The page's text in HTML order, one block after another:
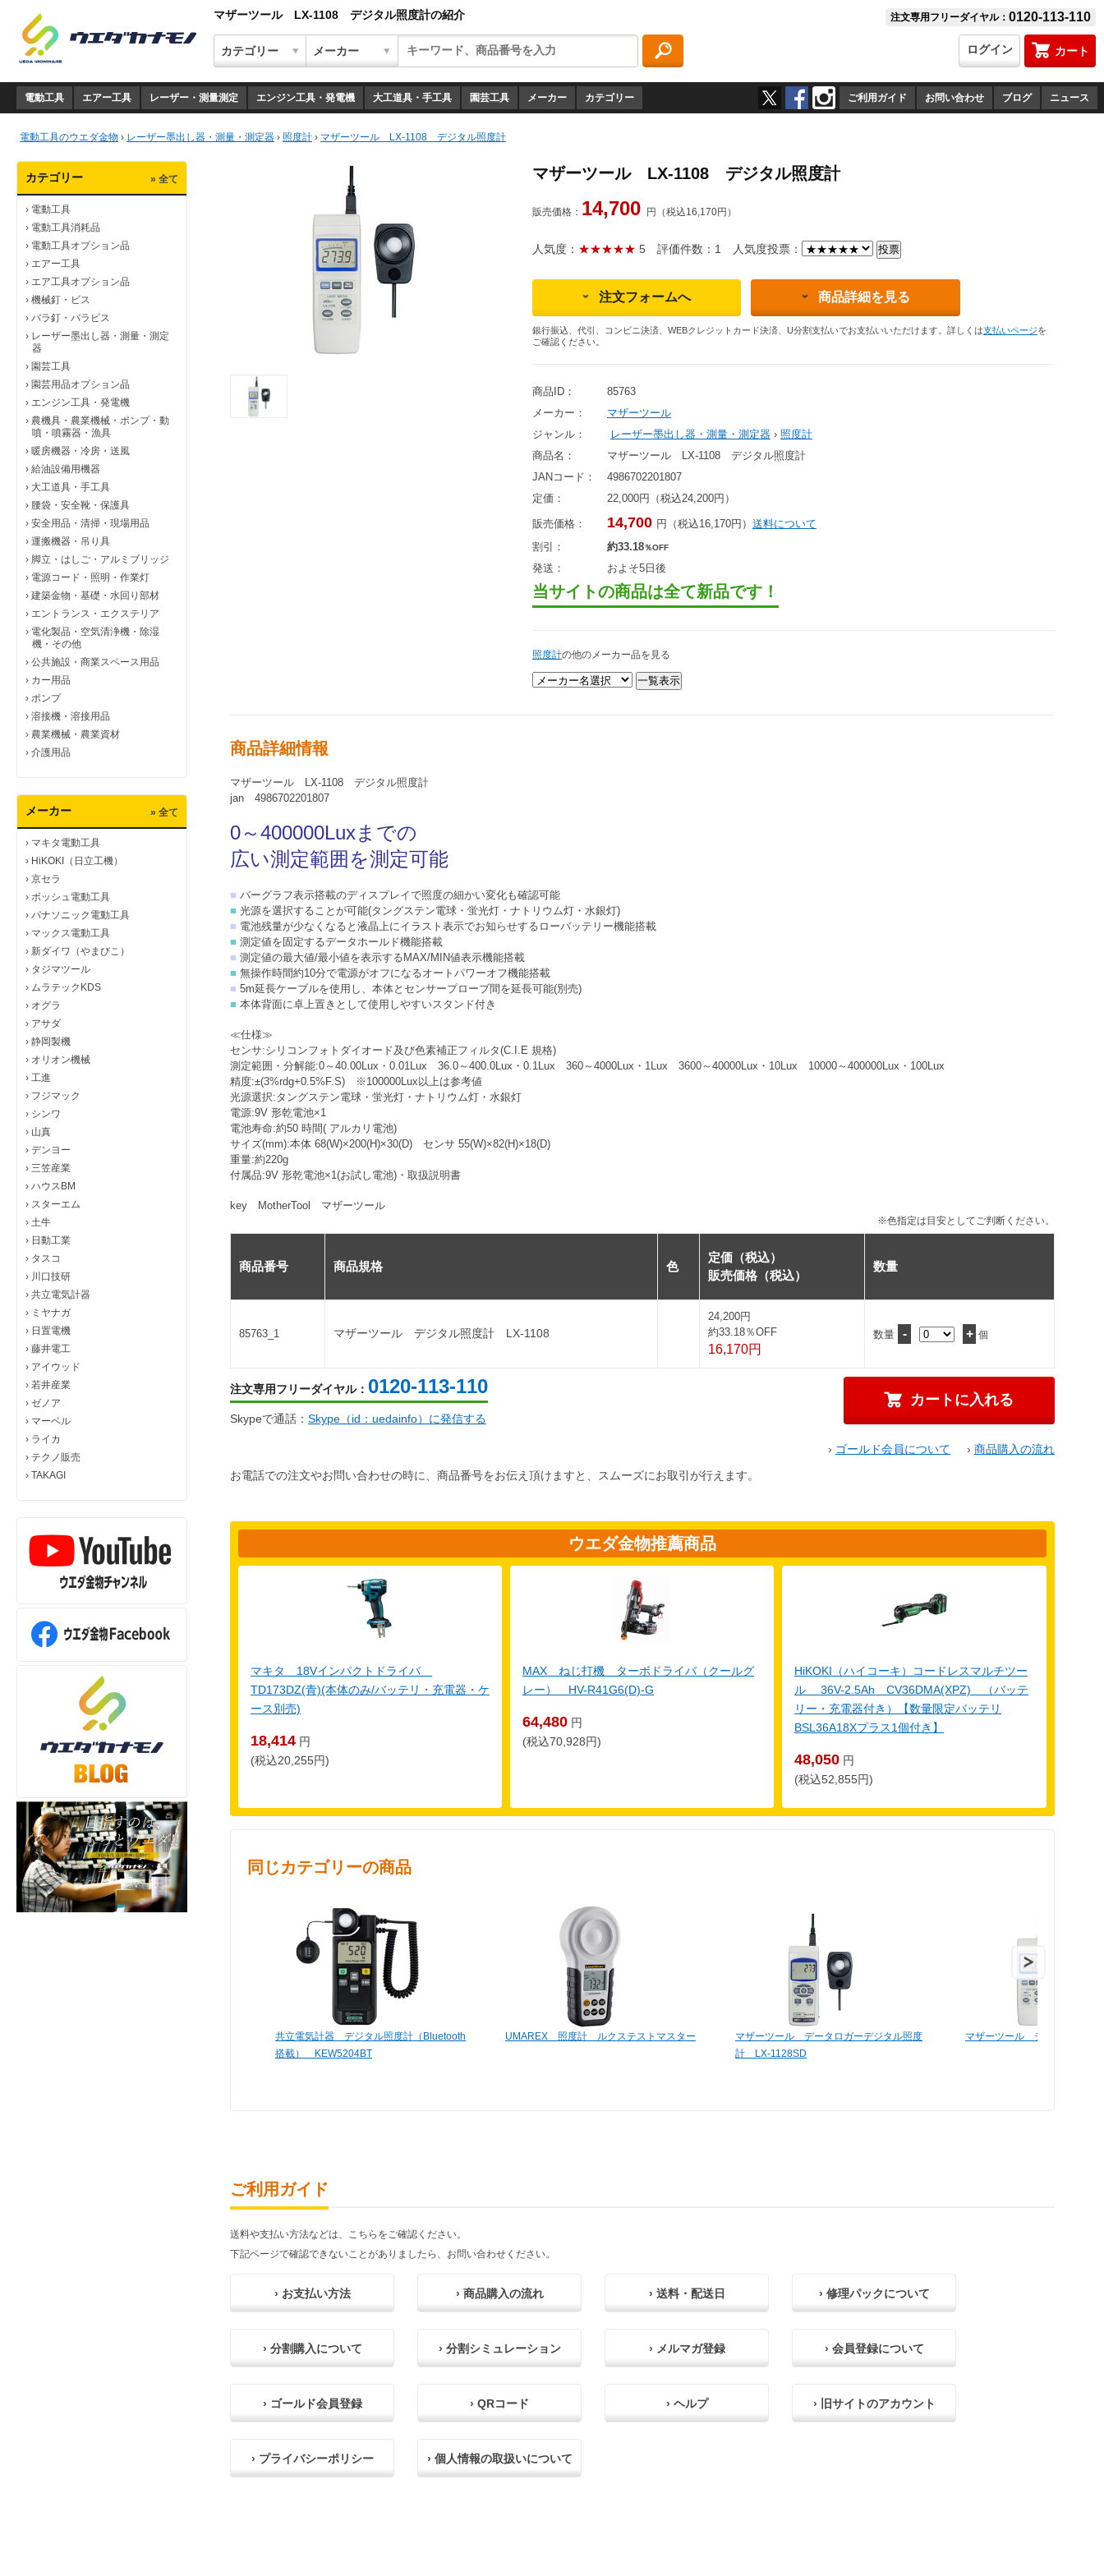
マザーツール LX-1108 デジタル照度計の紹介 注文専用フリーダイヤル： 0120-113-110
カート
ログイン
電動工具 エアー工具 レーザー・測量測定 エンジン工具・発電機 大工道具・手工具 園芸工具 メーカー カテゴリー ご利用ガイド お問い合わせ ブログ ニュース
電動工具のウエダ金物 › レーザー墨出し器・測量・測定器 › 照度計 › マザーツール LX-1108 デジタル照度計
カテゴリー » 全て
› 電動工具
› 電動工具消耗品
› 電動工具オプション品
› エアー工具
› エア工具オプション品
› 機械釘・ビス
› バラ釘・バラビス
› レーザー墨出し器・測量・測定
器
› 園芸工具
› 園芸用品オプション品
› エンジン工具・発電機
› 農機具・農業機械・ポンプ・動
噴・噴霧器・漁具
› 暖房機器・冷房・送風
› 給油設備用機器
› 大工道具・手工具
› 腰袋・安全靴・保護具
› 安全用品・清掃・現場用品
› 運搬機器・吊り具
› 脚立・はしご・アルミブリッジ
› 電源コード・照明・作業灯
› 建築金物・基礎・水回り部材
› エントランス・エクステリア
› 電化製品・空気清浄機・除湿
機・その他
› 公共施設・商業スペース用品
› カー用品
› ポンプ
› 溶接機・溶接用品
› 農業機械・農業資材
› 介護用品
メーカー » 全て
› マキタ電動工具
› HiKOKI（日立工機）
› 京セラ
› ボッシュ電動工具
› パナソニック電動工具
› マックス電動工具
› 新ダイワ（やまびこ）
› タジマツール
› ムラテックKDS
› オグラ
› アサダ
› 静岡製機
› オリオン機械
› 工進
› フジマック
› シンワ
› 山真
› デンヨー
› 三笠産業
› ハウスBM
› スターエム
› 土牛
› 日動工業
› タスコ
› 川口技研
› 共立電気計器
› ミヤナガ
› 日置電機
› 藤井電工
› アイウッド
› 若井産業
› ゼノア
› マーベル
› ライカ
› テクノ販売
› TAKAGI
マザーツール LX-1108 デジタル照度計
販売価格： 14,700 円（税込16,170円）
人気度： ★★★★★ 5 評価件数：1 人気度投票：
注文フォームへ 商品詳細を見る
銀行振込、代引、コンビニ決済、WEBクレジットカード決済、U分割支払いでお支払いいただけます。詳しくは支払いページを
ご確認ください。
商品ID：
85763
メーカー：
マザーツール
ジャンル：
レーザー墨出し器・測量・測定器 › 照度計
商品名：
マザーツール LX-1108 デジタル照度計
JANコード：
4986702201807
定価：
22,000円（税込24,200円）
販売価格： 14,700 円（税込16,170円） 送料について
割引：
約33.18％OFF
発送： およそ5日後
当サイトの商品は全て新品です！
照度計の他のメーカー品を見る
商品詳細情報
マザーツール LX-1108 デジタル照度計
jan 4986702201807
0～400000Luxまでの
広い測定範囲を測定可能
■ バーグラフ表示搭載のディスプレイで照度の細かい変化も確認可能
■ 光源を選択することが可能(タングステン電球・蛍光灯・ナトリウム灯・水銀灯)
■ 電池残量が少なくなると液晶上にイラスト表示でお知らせするローバッテリー機能搭載
■ 測定値を固定するデータホールド機能搭載
■ 測定値の最大値/最小値を表示するMAX/MIN値表示機能搭載
■ 無操作時間約10分で電源がオフになるオートパワーオフ機能搭載
■ 5m延長ケーブルを使用し、本体とセンサープローブ間を延長可能(別売)
■ 本体背面に卓上置きとして使用しやすいスタンド付き
≪仕様≫
センサ:シリコンフォトダイオード及び色素補正フィルタ(C.I.E 規格)
測定範囲・分解能:0～40.00Lux・0.01Lux 36.0～400.0Lux・0.1Lux 360～4000Lux・1Lux 3600～40000Lux・10Lux 10000～400000Lux・100Lux
精度:±(3%rdg+0.5%F.S) ※100000Lux以上は参考値
光源選択:タングステン電球・蛍光灯・ナトリウム灯・水銀灯
電源:9V 形乾電池×1
電池寿命:約50 時間( アルカリ電池)
サイズ(mm):本体 68(W)×200(H)×30(D) センサ 55(W)×82(H)×18(D)
重量:約220g
付属品:9V 形乾電池×1(お試し電池)・取扱説明書
key MotherTool マザーツール
※色指定は目安としてご判断ください。
商品番号 商品規格 色
定価（税込）
販売価格（税込）
数量
85763_1 マザーツール デジタル照度計 LX-1108
24,200円
約33.18％OFF
16,170円
数量 - + 個
› ゴールド会員について › 商品購入の流れ
注文専用フリーダイヤル： 0120-113-110
Skypeで通話： Skype（id：uedainfo）に発信する
お電話での注文やお問い合わせの時に、商品番号をお伝え頂けますと、スムーズにお取引が行えます。
ウエダ金物推薦商品
マキタ 18Vインパクトドライバ
TD173DZ(青)(本体のみ/バッテリ・充電器・ケ
ース別売)
18,414 円
(税込20,255円)
MAX ねじ打機 ターボドライバ（クールグ
レー） HV-R41G6(D)-G
64,480 円
(税込70,928円)
HiKOKI（ハイコーキ）コードレスマルチツー
ル 36V-2.5Ah CV36DMA(XPZ) （バッテ
リー・充電器付き）【数量限定バッテリ
BSL36A18Xプラス1個付き】
48,050 円
(税込52,855円)
同じカテゴリーの商品
共立電気計器 デジタル照度計（Bluetooth
搭載） KEW5204BT
UMAREX 照度計 ルクステストマスター
マザーツール データロガーデジタル照度
計 LX-1128SD
マザーツール デジタル照度
ご利用ガイド
送料や支払い方法などは、こちらをご確認ください。
下記ページで確認できないことがありましたら、お問い合わせください。
› お支払い方法 › 商品購入の流れ › 送料・配送日 › 修理パックについて
› 分割購入について › 分割シミュレーション › メルマガ登録 › 会員登録について
› ゴールド会員登録 › QRコード › ヘルプ › 旧サイトのアカウント
› プライバシーポリシー › 個人情報の取扱いについて